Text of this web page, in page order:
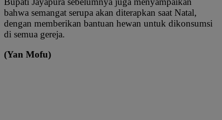
bahwa semangat serupa akan diterapkan saat Natal,
dengan memberikan bantuan hewan untuk dikonsumsi
di semua gereja.
(Yan Mofu)